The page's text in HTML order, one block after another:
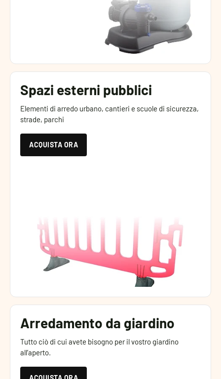
Spazi esterni pubblici
Elementi di arredo urbano, cantieri e scuole di sicurezza,
strade, parchi
ACQUISTA ORA
Arredamento da giardino
Tutto ciò di cui avete bisogno per il vostro giardino
all’aperto.